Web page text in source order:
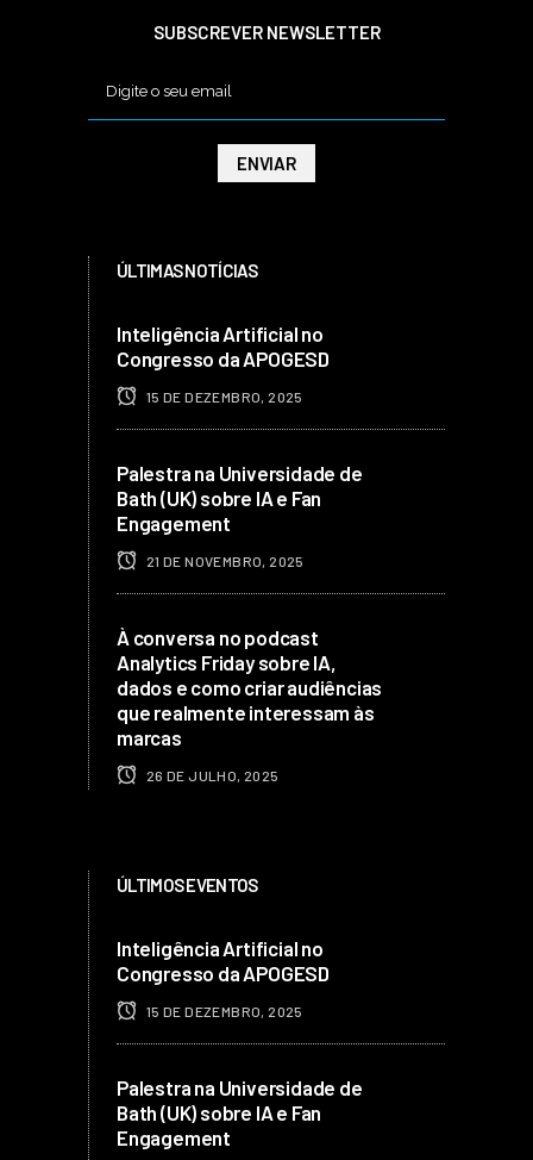
SUBSCREVER NEWSLETTER
ÚLTIMAS NOTÍCIAS
Inteligência Artificial no
Congresso da APOGESD
15 DE DEZEMBRO, 2025
Palestra na Universidade de
Bath (UK) sobre IA e Fan
Engagement
21 DE NOVEMBRO, 2025
À conversa no podcast
Analytics Friday sobre IA,
dados e como criar audiências
que realmente interessam às
marcas
26 DE JULHO, 2025
ÚLTIMOS EVENTOS
Inteligência Artificial no
Congresso da APOGESD
15 DE DEZEMBRO, 2025
Palestra na Universidade de
Bath (UK) sobre IA e Fan
Engagement